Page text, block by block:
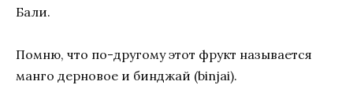
Бали.
Помню, что по-другому этот фрукт называется
манго дерновое и бинджай (binjai).